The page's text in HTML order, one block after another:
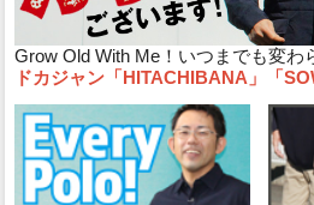
Grow Old With Me！いつまでも変わ
ドカジャン「HITACHIBANA」「